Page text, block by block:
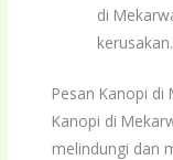
di
kerusakan.
Pesan Kanopi di
Kanopi di
melindungi dan